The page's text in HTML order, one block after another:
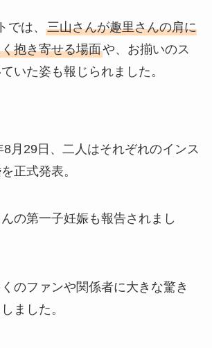
では、 三山さんが趣里さんの肩に
抱き寄せる場面や、お揃いのス
いた姿も報じられました。
月29日、二人はそれぞれのインス
正式発表。
の第一子妊娠も報告されまし
のファンや関係者に大きな驚き
ました。